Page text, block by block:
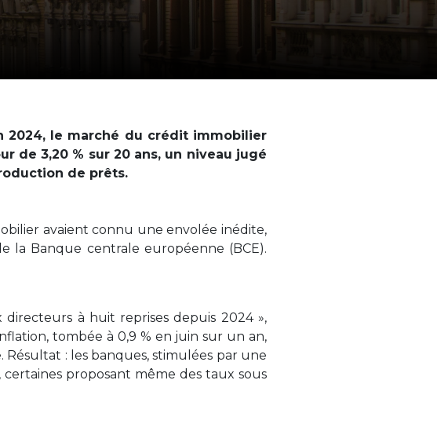
2024, le marché du crédit immobilier
de 3,20 % sur 20 ans, un niveau jugé
de prêts.
avaient connu une envolée inédite,
la Banque centrale européenne (BCE).
à huit reprises depuis 2024 »,
tombée à 0,9 % en juin sur un an,
: les banques, stimulées par une
proposant même des taux sous